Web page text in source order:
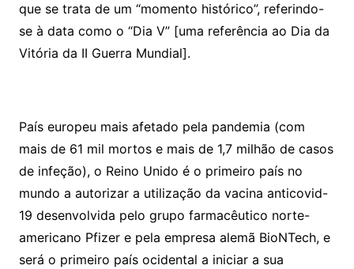
que se trata de um “momento histórico”, referindo-
se à data como o “Dia V” [uma referência ao Dia da
Vitória da II Guerra Mundial].
País europeu mais afetado pela pandemia (com
mais de 61 mil mortos e mais de 1,7 milhão de casos
de infeção), o Reino Unido é o primeiro país no
mundo a autorizar a utilização da vacina anticovid-
19 desenvolvida pelo grupo farmacêutico norte-
americano Pfizer e pela empresa alemã BioNTech, e
será o primeiro país ocidental a iniciar a sua